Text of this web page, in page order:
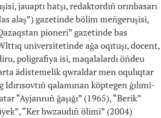
jauaptı hatşı, redaktordıñ orınbasarı
alaş”) gazetinde bölim meñgeruşisi,
pioneri” gazetinde bas
universitetinde ağa oqıtuşı, docent,
poligrafiya isi, maqalalardı öñdeu
ädistemelik qwraldar men oqulıqtar
Idırısovtıñ qalamınan köptegen ğılımi-
“Ayjannıñ ğaşığı” (1965), “Berik”
“Ker bwzaudıñ ölimi” (2004)